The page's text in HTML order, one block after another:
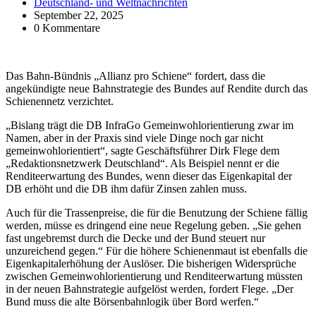
September 22, 2025
0 Kommentare
Das Bahn-Bündnis „Allianz pro Schiene“ fordert, dass die
angekündigte neue Bahnstrategie des Bundes auf Rendite durch das
Schienennetz verzichtet.
„Bislang trägt die DB InfraGo Gemeinwohlorientierung zwar im
Namen, aber in der Praxis sind viele Dinge noch gar nicht
gemeinwohlorientiert“, sagte Geschäftsführer Dirk Flege dem
„Redaktionsnetzwerk Deutschland“. Als Beispiel nennt er die
Renditeerwartung des Bundes, wenn dieser das Eigenkapital der
DB erhöht und die DB ihm dafür Zinsen zahlen muss.
Auch für die Trassenpreise, die für die Benutzung der Schiene fällig
werden, müsse es dringend eine neue Regelung geben. „Sie gehen
fast ungebremst durch die Decke und der Bund steuert nur
unzureichend gegen.“ Für die höhere Schienenmaut ist ebenfalls die
Eigenkapitalerhöhung der Auslöser. Die bisherigen Widersprüche
zwischen Gemeinwohlorientierung und Renditeerwartung müssten
in der neuen Bahnstrategie aufgelöst werden, fordert Flege. „Der
Bund muss die alte Börsenbahnlogik über Bord werfen.“